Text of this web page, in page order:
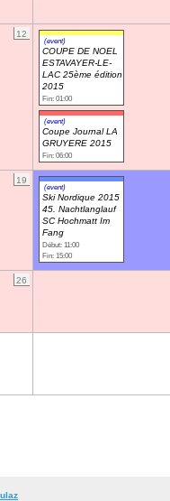
12
(event)
COUPE DE NOEL
ESTAVAYER-LE-
LAC 25ème édition
2015
Fin: 01:00
(event)
Coupe Journal LA
GRUYERE 2015
Fin: 06:00
19
(event)
Ski Nordique 2015
45. Nachtlanglauf
SC Hochmatt Im
Fang
Début: 11:00
Fin: 15:00
26